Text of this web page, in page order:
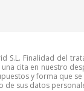
S.L. Finalidad del
cita en nuestro
y forma que se
de sus datos